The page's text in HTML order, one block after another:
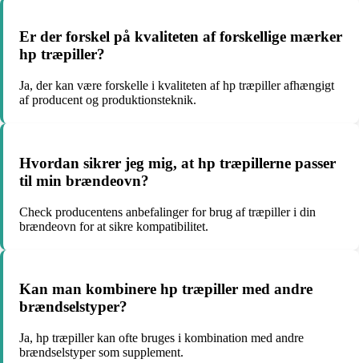
Er der forskel på kvaliteten af forskellige mærker
hp træpiller?
Ja, der kan være forskelle i kvaliteten af hp træpiller afhængigt
af producent og produktionsteknik.
Hvordan sikrer jeg mig, at hp træpillerne passer
til min brændeovn?
Check producentens anbefalinger for brug af træpiller i din
brændeovn for at sikre kompatibilitet.
Kan man kombinere hp træpiller med andre
brændselstyper?
Ja, hp træpiller kan ofte bruges i kombination med andre
brændselstyper som supplement.